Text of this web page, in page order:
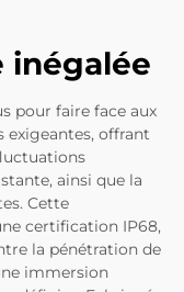
inégalée
pour faire face aux
exigeantes, offrant
ainsi que la
Cette
certification IP68,
la pénétration de
immersion